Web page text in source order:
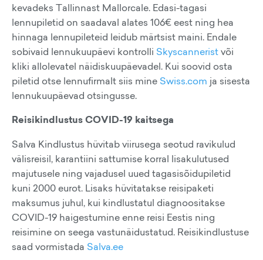
kevadeks Tallinnast Mallorcale. Edasi-tagasi
lennupiletid on saadaval alates 106€ eest ning hea
hinnaga lennupileteid leidub märtsist maini. Endale
sobivaid lennukuupäevi kontrolli Skyscanneristvõi
kliki allolevatel näidiskuupäevadel. Kui soovid osta
piletid otse lennufirmalt siis mine Swiss.com ja sisesta
lennukuupäevad otsingusse.
Reisikindlustus COVID-19 kaitsega
Salva Kindlustus hüvitab viirusega seotud ravikulud
välisreisil, karantiini sattumise korral lisakulutused
majutusele ning vajadusel uued tagasisõidupiletid
kuni 2000 eurot. Lisaks hüvitatakse reisipaketi
maksumus juhul, kui kindlustatul diagnoositakse
COVID-19 haigestumine enne reisi Eestis ning
reisimine on seega vastunäidustatud. Reisikindlustuse
saad vormistada Salva.ee